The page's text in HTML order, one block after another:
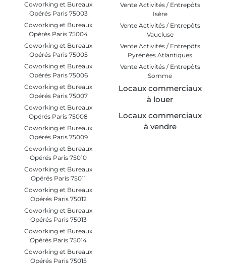
Coworking et Bureaux
Opérés Paris 75003
Coworking et Bureaux
Opérés Paris 75004
Coworking et Bureaux
Opérés Paris 75005
Coworking et Bureaux
Opérés Paris 75006
Coworking et Bureaux
Opérés Paris 75007
Coworking et Bureaux
Opérés Paris 75008
Coworking et Bureaux
Opérés Paris 75009
Coworking et Bureaux
Opérés Paris 75010
Coworking et Bureaux
Opérés Paris 75011
Coworking et Bureaux
Opérés Paris 75012
Coworking et Bureaux
Opérés Paris 75013
Coworking et Bureaux
Opérés Paris 75014
Coworking et Bureaux
Opérés Paris 75015
Vente Activités / Entrepôts
Isère
Vente Activités / Entrepôts
Vaucluse
Vente Activités / Entrepôts
Pyrénées Atlantiques
Vente Activités / Entrepôts
Somme
Locaux commerciaux
à louer
Locaux commerciaux
à vendre